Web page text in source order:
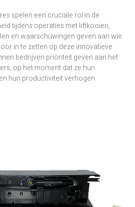
spelen een cruciale rol in de
tijdens operaties met liftkooien,
en waarschuwingen geven aan wie
in te zetten op deze innovatieve
bedrijven prioriteit geven aan het
op het moment dat ze hun
hun productiviteit verhogen.